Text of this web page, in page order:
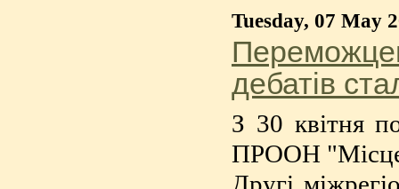
Tuesday, 07 May
дебатів
З 30 квітня
ПРООН